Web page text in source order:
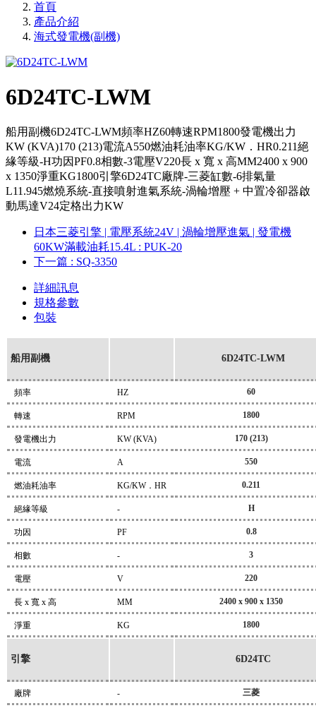
首頁
產品介紹
海式發電機(副機)
6D24TC-LWM
船用副機6D24TC-LWM頻率HZ60轉速RPM1800發電機出力
KW (KVA)170 (213)電流A550燃油耗油率KG/KW．HR0.211絕
緣等級-H功因PF0.8相數-3電壓V220長 x 寬 x 高MM2400 x 900
x 1350淨重KG1800引擎6D24TC廠牌-三菱缸數-6排氣量
L11.945燃燒系統-直接噴射進氣系統-渦輪增壓 + 中置冷卻器啟
動馬達V24定格出力KW
日本三菱引擎 | 電壓系統24V | 渦輪增壓進氣 | 發電機
60KW滿載油耗15.4L : PUK-20
下一篇 : SQ-3350
詳細訊息
規格參數
包裝
船用副機 6D24TC-LWM
頻率 HZ 60
轉速 RPM 1800
發電機出力 KW (KVA) 170 (213)
電流 A 550
燃油耗油率 KG/KW．HR 0.211
絕緣等級 - H
功因 PF 0.8
相數 - 3
電壓 V 220
長 x 寬 x 高 MM 2400 x 900 x 1350
淨重 KG 1800
引擎 6D24TC
廠牌 - 三菱